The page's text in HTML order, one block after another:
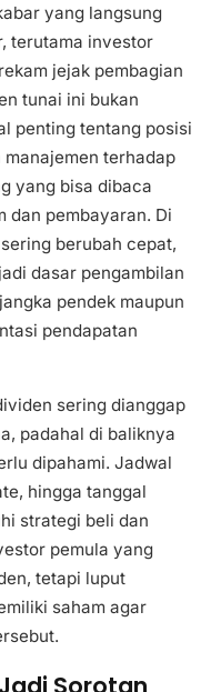
yang langsung
terutama investor
jejak pembagian
tunai ini bukan
penting tentang posisi
terhadap
yang bisa dibaca
dan pembayaran. Di
berubah cepat,
dasar pengambilan
pendek maupun
pendapatan
sering dianggap
padahal di baliknya
dipahami. Jadwal
hingga tanggal
strategi beli dan
pemula yang
tetapi luput
saham agar